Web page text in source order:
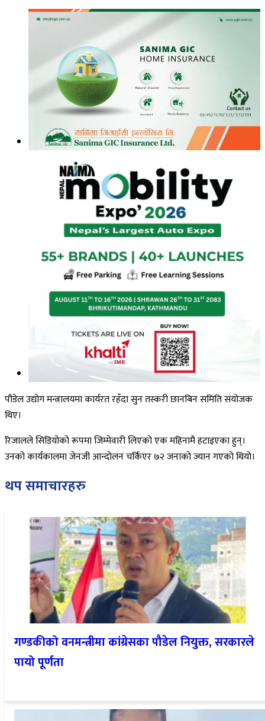
पौडेल उद्योग मन्त्रालयमा कार्यरत रहँदा सुन तस्करी छानबिन समिति संयोजक
थिए।
रिजालले सिडियोको रूपमा जिम्मेवारी लिएको एक महिनामै हटाइएका हुन्।
उनको कार्यकालमा जेनजी आन्दोलन चर्किएर ७२ जनाको ज्यान गएको थियो।
थप समाचारहरु
गण्डकीको वनमन्त्रीमा कांग्रेसका पौडेल नियुक्त, सरकारले
पायो पूर्णता